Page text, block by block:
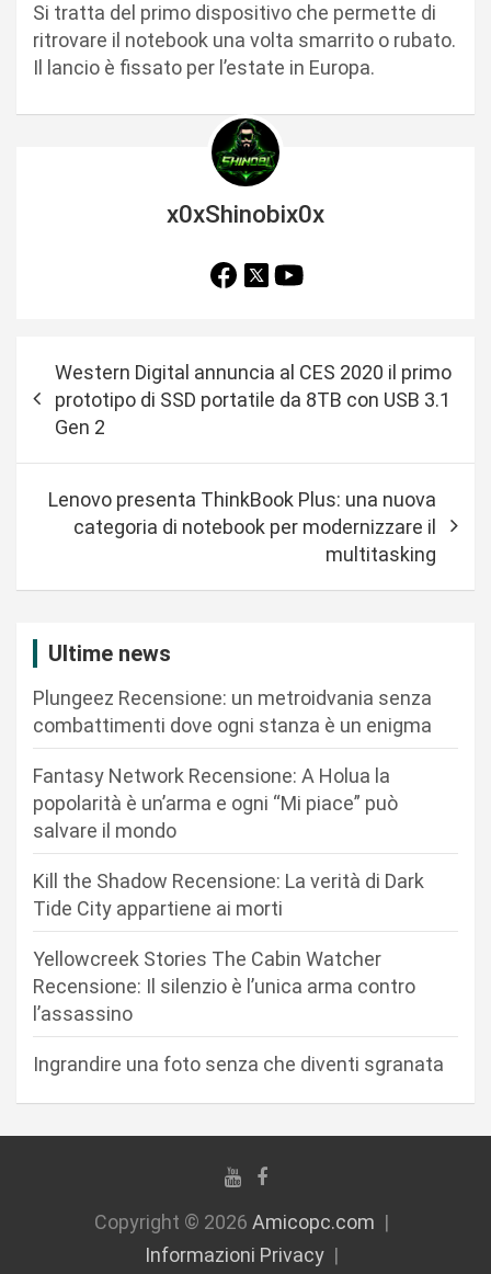
Si tratta del primo dispositivo che permette di
ritrovare il notebook una volta smarrito o rubato.
Il lancio è fissato per l’estate in Europa.
x0xShinobix0x
i
i
Western Digital annuncia al CES 2020 il primo
prototipo di SSD portatile da 8TB con USB 3.1
Gen 2
Lenovo presenta ThinkBook Plus: una nuova
categoria di notebook per modernizzare il
multitasking
Ultime news
Plungeez Recensione: un metroidvania senza
combattimenti dove ogni stanza è un enigma
Fantasy Network Recensione: A Holua la
popolarità è un’arma e ogni “Mi piace” può
salvare il mondo
Kill the Shadow Recensione: La verità di Dark
Tide City appartiene ai morti
Yellowcreek Stories The Cabin Watcher
Recensione: Il silenzio è l’unica arma contro
l’assassino
Ingrandire una foto senza che diventi sgranata
Copyright © 2026 Amicopc.com
Informazioni Privacy